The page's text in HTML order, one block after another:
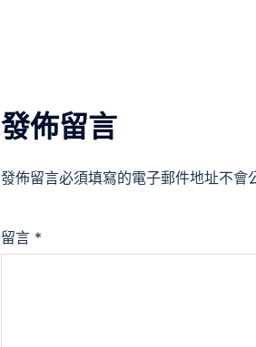
發佈留言
發佈留言必須填寫的電子郵件地址不會
留言 *